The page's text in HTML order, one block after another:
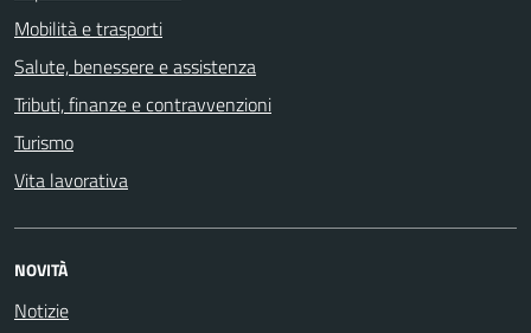
Mobilità e trasporti
Salute, benessere e assistenza
Tributi, finanze e contravvenzioni
Turismo
Vita lavorativa
NOVITÀ
Notizie